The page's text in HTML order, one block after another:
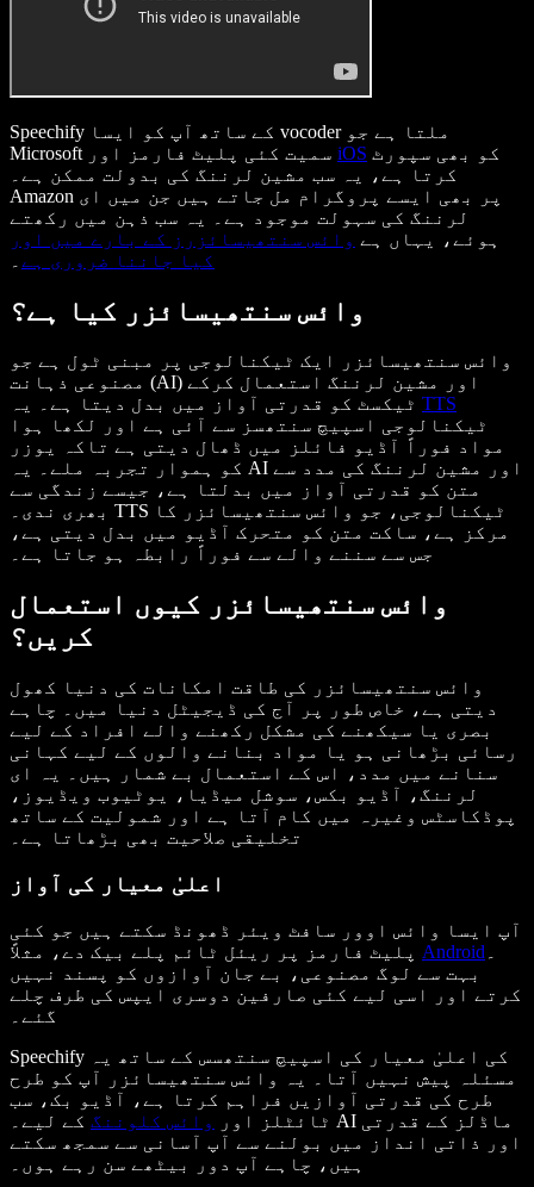
Speechify کے ساتھ آپ کو ایسا vocoder ملتا ہے جو
iOS
کرتا ہے، یہ سب مشین لرننگ کی بدولت ممکن ہے۔
Amazon پر بھی ایسے پروگرام مل جاتے ہیں جن میں ای
لرننگ کی سہولت موجود ہے۔ یہ سب ذہن میں رکھتے
ہوئے، یہاں ہے وائس سنتھیسائزرز کے بارے میں اور
کیا جاننا ضروری ہے
وائس سنتھیسائزر کیا ہے؟
وائس سنتھیسائزر ایک ٹیکنالوجی پر مبنی ٹول ہے جو
مصنوعی ذہانت (AI) اور مشین لرننگ استعمال کرکے
TTS
ٹیکنالوجی اسپیچ سنتھسز سے آئی ہے اور لکھا ہوا
مواد فوراً آڈیو فائلز میں ڈھال دیتی ہے تاکہ یوزر
کو ہموار تجربہ ملے۔ یہ AI اور مشین لرننگ کی مدد سے
متن کو قدرتی آواز میں بدلتا ہے، جیسے زندگی سے
بھری ندی۔ TTS ٹیکنالوجی، جو وائس سنتھیسائزر کا
مرکز ہے، ساکت متن کو متحرک آڈیو میں بدل دیتی ہے،
جس سے سننے والے سے فوراً رابطہ ہو جاتا ہے۔
وائس سنتھیسائزر کیوں استعمال
کریں؟
وائس سنتھیسائزر کی طاقت امکانات کی دنیا کھول
دیتی ہے، خاص طور پر آج کی ڈیجیٹل دنیا میں۔ چاہے
بصری یا سیکھنے کی مشکل رکھنے والے افراد کے لیے
رسائی بڑھانی ہو یا مواد بنانے والوں کے لیے کہانی
سنانے میں مدد، اس کے استعمال بے شمار ہیں۔ یہ ای
لرننگ، آڈیو بکس، سوشل میڈیا، یوٹیوب ویڈیوز،
پوڈکاسٹس وغیرہ میں کام آتا ہے اور شمولیت کے ساتھ
تخلیقی صلاحیت بھی بڑھاتا ہے۔
اعلیٰ معیار کی آواز
آپ ایسا وائس اوور سافٹ ویئر ڈھونڈ سکتے ہیں جو کئی
Android
بہت سے لوگ مصنوعی، بے جان آوازوں کو پسند نہیں
کرتے اور اسی لیے کئی صارفین دوسری ایپس کی طرف چلے
گئے۔
Speechify کی اعلیٰ معیار کی اسپیچ سنتھسس کے ساتھ یہ
مسئلہ پیش نہیں آتا۔ یہ وائس سنتھیسائزر آپ کو طرح
طرح کی قدرتی آوازیں فراہم کرتا ہے، آڈیو بک، سب
ٹائٹلز اور
وائس کلوننگ کے لیے۔ AI ماڈلز کے قدرتی
اور ذاتی انداز میں بولنے سے آپ آسانی سے سمجھ سکتے
ہیں، چاہے آپ دور بیٹھے سن رہے ہوں۔